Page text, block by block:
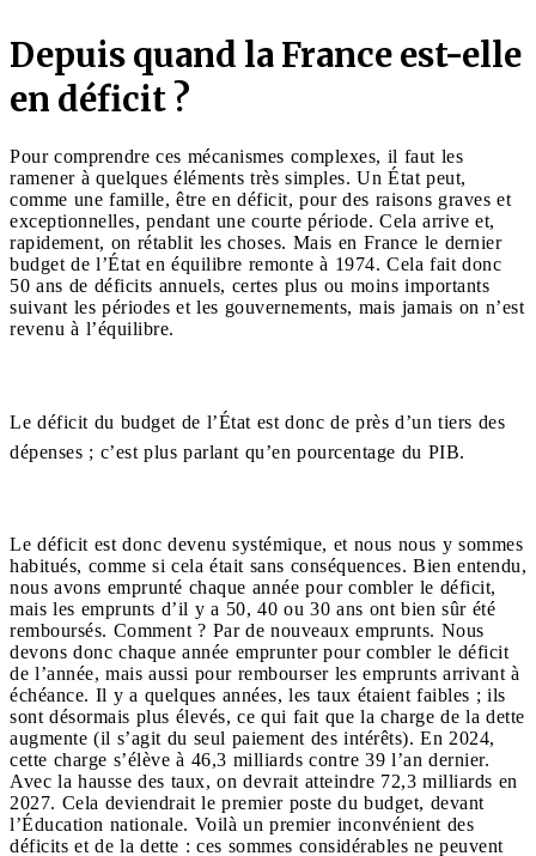
Depuis quand la France est-elle
en déficit ?
Pour comprendre ces mécanismes complexes, il faut les
ramener à quelques éléments très simples. Un État peut,
comme une famille, être en déficit, pour des raisons graves et
exceptionnelles, pendant une courte période. Cela arrive et,
rapidement, on rétablit les choses. Mais en France le dernier
budget de l’État en équilibre remonte à 1974. Cela fait donc
50 ans de déficits annuels, certes plus ou moins importants
suivant les périodes et les gouvernements, mais jamais on n’est
revenu à l’équilibre.
Le déficit du budget de l’État est donc de près d’un tiers des
dépenses ; c’est plus parlant qu’en pourcentage du PIB.
Le déficit est donc devenu systémique, et nous nous y sommes
habitués, comme si cela était sans conséquences. Bien entendu,
nous avons emprunté chaque année pour combler le déficit,
mais les emprunts d’il y a 50, 40 ou 30 ans ont bien sûr été
remboursés. Comment ? Par de nouveaux emprunts. Nous
devons donc chaque année emprunter pour combler le déficit
de l’année, mais aussi pour rembourser les emprunts arrivant à
échéance. Il y a quelques années, les taux étaient faibles ; ils
sont désormais plus élevés, ce qui fait que la charge de la dette
augmente (il s’agit du seul paiement des intérêts). En 2024,
cette charge s’élève à 46,3 milliards contre 39 l’an dernier.
Avec la hausse des taux, on devrait atteindre 72,3 milliards en
2027. Cela deviendrait le premier poste du budget, devant
l’Éducation nationale. Voilà un premier inconvénient des
déficits et de la dette : ces sommes considérables ne peuvent